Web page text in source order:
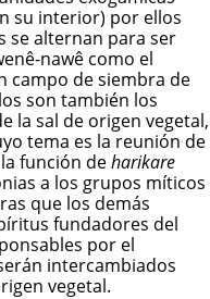
su interior) por ellos
se alternan para ser
nawê como el
campo de siembra de
son también los
la sal de origen vegetal,
tema es la reunión de
función deharikare
a los grupos míticos
que los demás
fundadores del
por el
intercambiados
vegetal.